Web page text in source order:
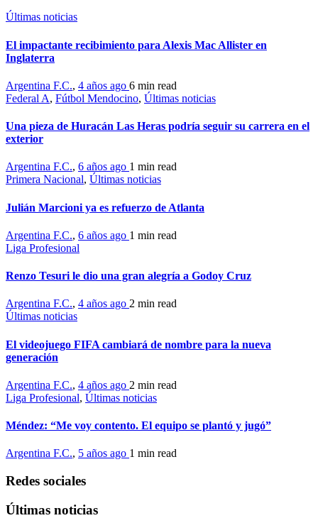
Últimas noticias
El impactante recibimiento para Alexis Mac Allister en
Inglaterra
Argentina F.C., 4 años ago 6 min read
Federal A, Fútbol Mendocino, Últimas noticias
Una pieza de Huracán Las Heras podría seguir su carrera en el
exterior
Argentina F.C., 6 años ago 1 min read
Primera Nacional, Últimas noticias
Julián Marcioni ya es refuerzo de Atlanta
Argentina F.C., 6 años ago 1 min read
Liga Profesional
Renzo Tesuri le dio una gran alegría a Godoy Cruz
Argentina F.C., 4 años ago 2 min read
Últimas noticias
El videojuego FIFA cambiará de nombre para la nueva
generación
Argentina F.C., 4 años ago 2 min read
Liga Profesional, Últimas noticias
Méndez: “Me voy contento. El equipo se plantó y jugó”
Argentina F.C., 5 años ago 1 min read
Redes sociales
Últimas noticias